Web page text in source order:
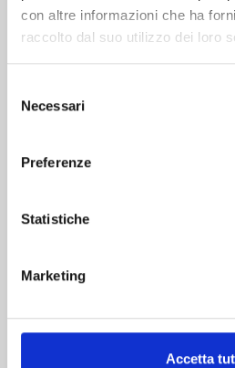
con altre informazioni che ha
raccolto dal suo utilizzo dei loro
delNecessari
Preferenze
Statistiche
Marketing
Accetta